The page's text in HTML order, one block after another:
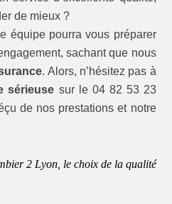
de mieux ?
équipe pourra vous préparer
sachant que nous
. Alors, n’hésitez pas à
sérieuse sur le 04 82 53 23
de nos prestations et notre
2 Lyon, le choix de la qualité